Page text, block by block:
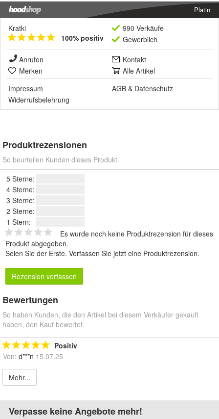
Platin
Kratki
100% positiv
990 Verkäufe
Gewerblich
Anrufen
Kontakt
Merken
Alle Artikel
Impressum
AGB & Datenschutz
Widerrufsbelehrung
Produktrezensionen
So beurteilen Kunden dieses Produkt.
5 Sterne:
4 Sterne:
3 Sterne:
2 Sterne:
1 Stern:
Es wurde noch keine Produktrezension für dieses
Produkt abgegeben.
Seien Sie der Erste. Verfassen Sie jetzt eine Produktrezension.
Rezension verfassen
Bewertungen
So haben Kunden, die den Artikel bei diesem Verkäufer gekauft
haben, den Kauf bewertet.
Positiv
Von: d***n 15.07.25
Mehr...
Verpasse keine Angebote mehr!